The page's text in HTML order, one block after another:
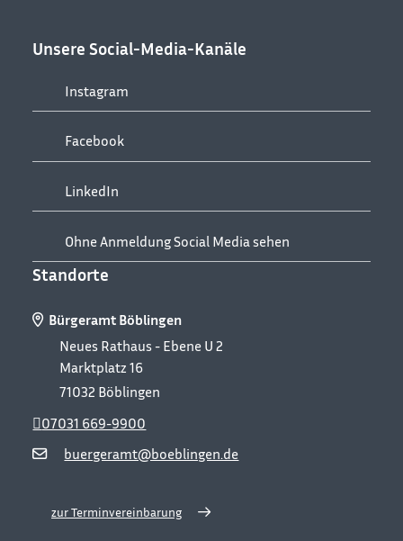
Unsere Social-Media-Kanäle
Instagram
Facebook
LinkedIn
Ohne Anmeldung Social Media sehen
Standorte
Bürgeramt Böblingen
Neues Rathaus - Ebene U 2
Marktplatz 16
71032 Böblingen
buergeramt@boeblingen.de
07031 669-9900
zur Terminvereinbarung